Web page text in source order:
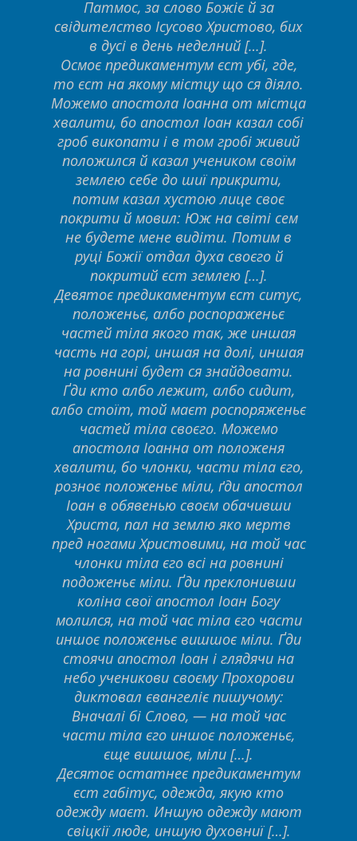
Патмос, за слово Божіє й за
свідителство Ісусово Христово, бих
в дусі в день неделний […].
Осмоє предикаментум єст убі, где,
то єст на якому містцу що ся діяло.
Можемо апостола Іоанна от містца
хвалити, бо апостол Іоан казал собі
гроб викопати і в том гробі живий
положился й казал учеником своїм
землею себе до шиї прикрити,
потим казал хустою лице своє
покрити й мовил: Юж на світі сем
не будете мене видіти. Потим в
руці Божії отдал духа своєго й
покритий єст землею […].
Девятоє предикаментум єст ситус,
положеньє, албо роспораженьє
частей тіла якого так, же иншая
часть на горі, иншая на долі, иншая
на ровнині будет ся знайдовати.
Ґди кто албо лежит, албо сидит,
албо стоїт, той маєт роспоряженьє
частей тіла своєго. Можемо
апостола Іоанна от положеня
хвалити, бо члонки, части тіла єго,
розноє положеньє міли, ґди апостол
Іоан в обявенью своєм обачивши
Христа, пал на землю яко мертв
пред ногами Христовими, на той час
члонки тіла єго всі на ровнині
подоженьє міли. Ґди преклонивши
коліна свої апостол Іоан Богу
молился, на той час тіла єго части
иншоє положеньє вишшоє міли. Ґди
стоячи апостол Іоан і глядячи на
небо ученикови своєму Прохорови
диктовал євангеліє пишучому:
Вначалі бі Слово, — на той час
части тіла єго иншоє положеньє,
єще вишшоє, міли […].
Десятоє остатнеє предикаментум
єст габітус, одежда, якую кто
одежду маєт. Иншую одежду мают
свіцкії люде, иншую духовниї […].